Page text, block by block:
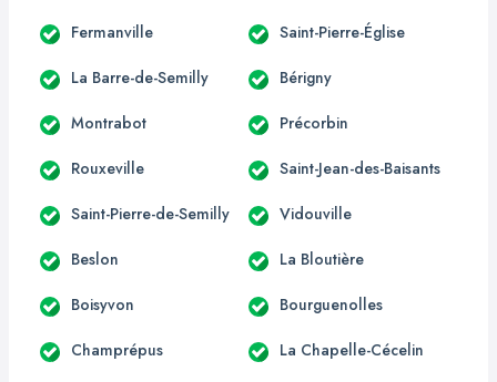
Fermanville Saint-Pierre-Église
La Barre-de-Semilly Bérigny
Montrabot Précorbin
Rouxeville Saint-Jean-des-Baisants
Saint-Pierre-de-Semilly Vidouville
Beslon La Bloutière
Boisyvon Bourguenolles
Champrépus La Chapelle-Cécelin